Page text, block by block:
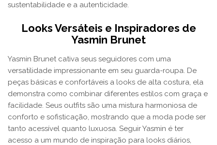
sustentabilidade e a autenticidade.
Looks Versáteis e Inspiradores de
Yasmin Brunet
Yasmin Brunet cativa seus seguidores com uma
versatilidade impressionante em seu guarda-roupa. De
peças básicas e confortáveis a looks de alta costura, ela
demonstra como combinar diferentes estilos com graça e
facilidade. Seus outfits são uma mistura harmoniosa de
conforto e sofisticação, mostrando que a moda pode ser
tanto acessível quanto luxuosa. Seguir Yasmin é ter
acesso a um mundo de inspiração para looks diários,